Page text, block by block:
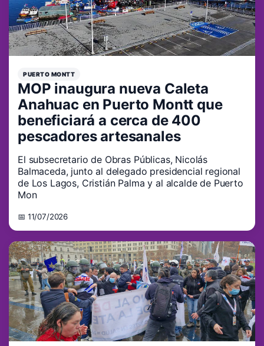
PUERTO MONTT
MOP inaugura nueva Caleta
Anahuac en Puerto Montt que
beneficiará a cerca de 400
pescadores artesanales
El subsecretario de Obras Públicas, Nicolás
Balmaceda, junto al delegado presidencial regional
de Los Lagos, Cristián Palma y al alcalde de Puerto
Mon
📅 11/07/2026